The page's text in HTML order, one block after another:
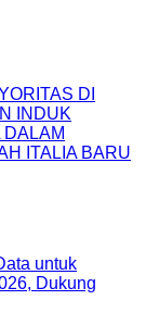
DI
INDUK
ITALIA BARU
untuk
Dukung